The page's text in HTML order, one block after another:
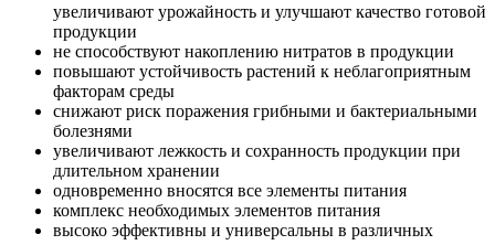
увеличивают урожайность и улучшают качество готовой
продукции
не способствуют накоплению нитратов в продукции
повышают устойчивость растений к неблагоприятным
факторам среды
снижают риск поражения грибными и бактериальными
болезнями
увеличивают лежкость и сохранность продукции при
длительном хранении
одновременно вносятся все элементы питания
комплекс необходимых элементов питания
высоко эффективны и универсальны в различных